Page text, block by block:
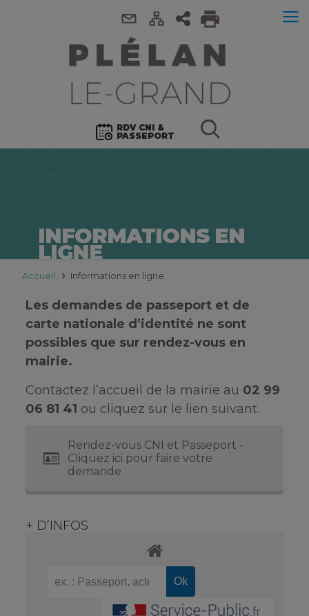
RDV CNI &
PASSEPORT
INFORMATIONS EN
LIGNE
Accueil Informations en ligne
Les demandes de passeport et de
carte nationale d’identité ne sont
possibles que sur rendez-vous en
mairie.
Contactez l’accueil de la mairie au 02 99
06 81 41 ou cliquez sur le lien suivant.
Rendez-vous CNI et Passeport -
Cliquez ici pour faire votre
demande
+ D’INFOS